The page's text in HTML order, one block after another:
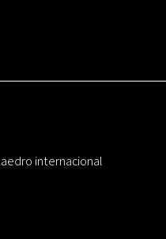
internacional